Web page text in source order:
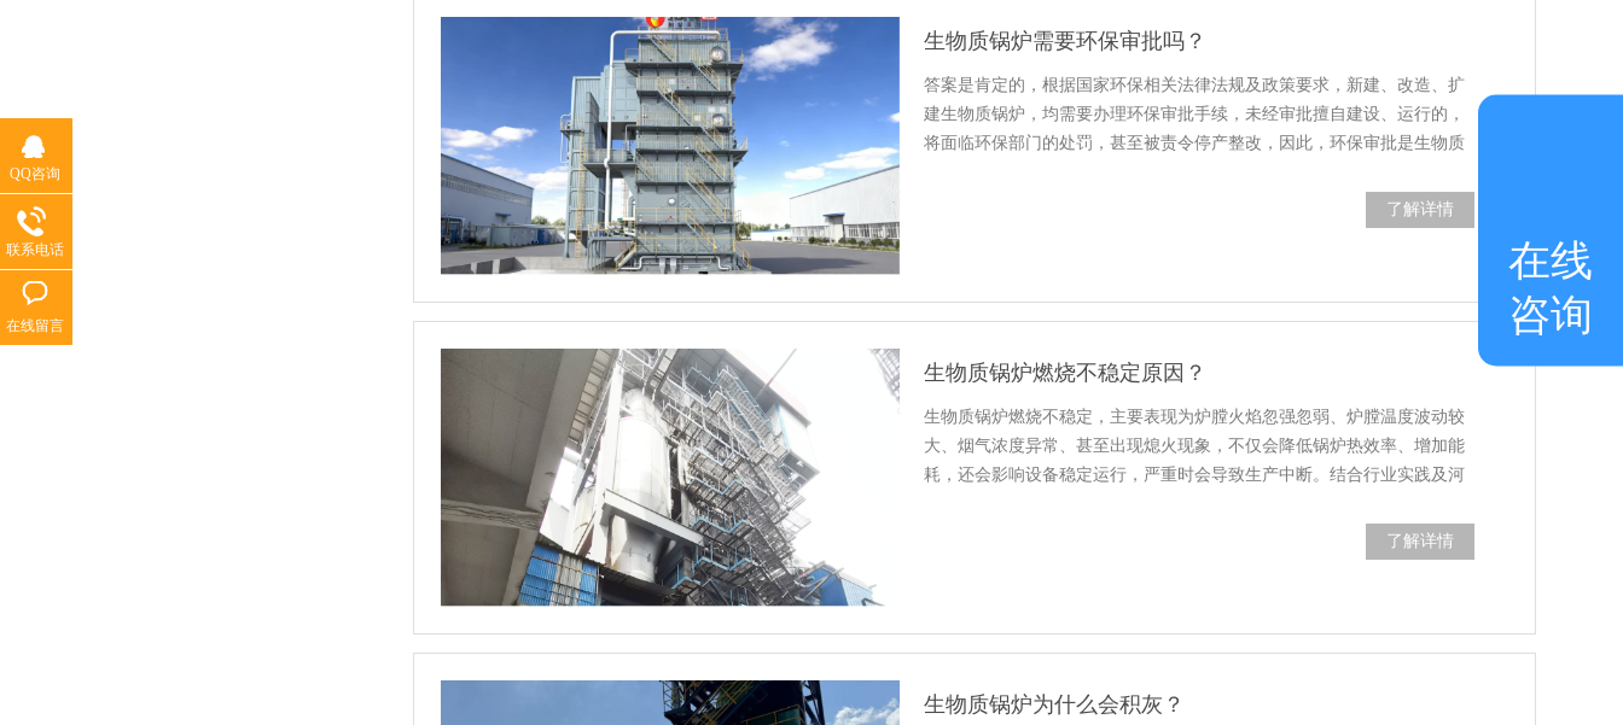
生物质锅炉需要环保审批吗？
答案是肯定的，根据国家环保相关法律法规及政策要求，新建、改造、扩
建生物质锅炉，均需要办理环保审批手续，未经审批擅自建设、运行的，
将面临环保部门的处罚，甚至被责令停产整改，因此，环保审批是生物质
了解详情
生物质锅炉燃烧不稳定原因？
生物质锅炉燃烧不稳定，主要表现为炉膛火焰忽强忽弱、炉膛温度波动较
大、烟气浓度异常、甚至出现熄火现象，不仅会降低锅炉热效率、增加能
耗，还会影响设备稳定运行，严重时会导致生产中断。结合行业实践及河
了解详情
生物质锅炉为什么会积灰？
QQ咨询
联系电话
在线留言
在线
咨询